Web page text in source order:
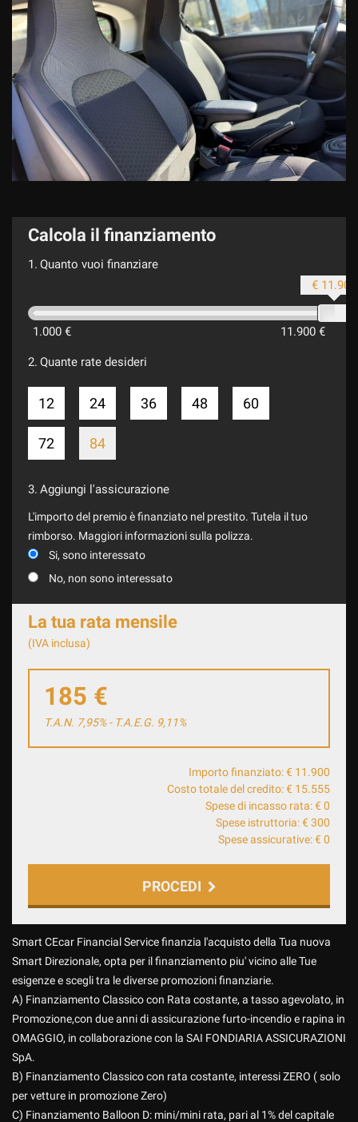
Calcola il finanziamento
1. Quanto vuoi finanziare
1.000 € 11.900 €
€ 11.900
2. Quante rate desideri
12 24 36 48 60
72 84
3. Aggiungi l'assicurazione
L'importo del premio è finanziato nel prestito. Tutela il tuo
rimborso. Maggiori informazioni sulla polizza.
Si, sono interessato
No, non sono interessato
La tua rata mensile
(IVA inclusa)
185 €
T.A.N. 7,95% - T.A.E.G. 9,11%
Importo finanziato: € 11.900
Costo totale del credito: € 15.555
Spese di incasso rata: € 0
Spese istruttoria: € 300
Spese assicurative: € 0
PROCEDI
Contattaci
Smart CEcar Financial Service finanzia l'acquisto della Tua nuova
Smart Direzionale, opta per il finanziamento piu' vicino alle Tue
esigenze e scegli tra le diverse promozioni finanziarie.
A) Finanziamento Classico con Rata costante, a tasso agevolato, in
Promozione,con due anni di assicurazione furto-incendio e rapina in
OMAGGIO, in collaborazione con la SAI FONDIARIA ASSICURAZIONI
SpA.
B) Finanziamento Classico con rata costante, interessi ZERO ( solo
per vetture in promozione Zero)
C) Finanziamento Balloon D: mini/mini rata, pari al 1% del capitale